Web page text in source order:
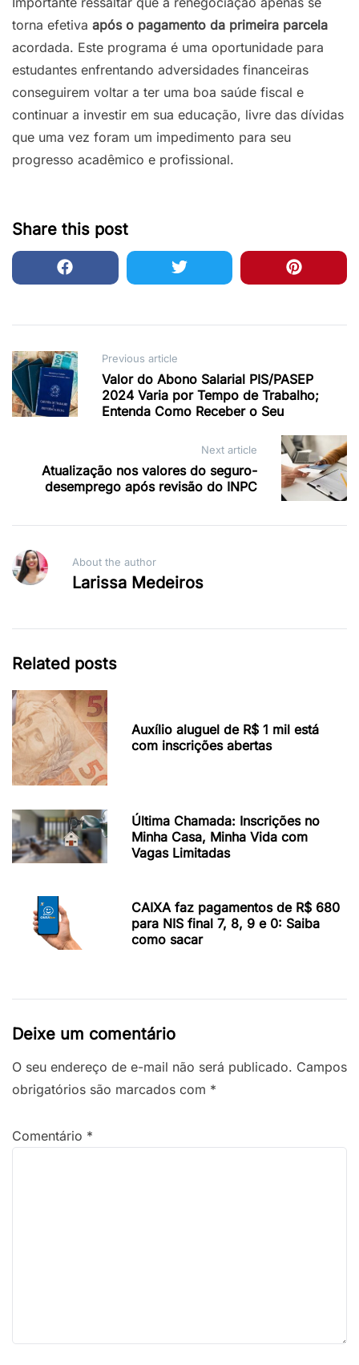
torna efetiva após o pagamento da primeira parcela
acordada. Este programa é uma oportunidade para
estudantes enfrentando adversidades financeiras
conseguirem voltar a ter uma boa saúde fiscal e
continuar a investir em sua educação, livre das dívidas
que uma vez foram um impedimento para seu
progresso acadêmico e profissional.
Share this post
Post
navigation
Previous article
Valor do Abono Salarial PIS/PASEP
2024 Varia por Tempo de Trabalho;
Entenda Como Receber o Seu
Next article
Atualização nos valores do seguro-
desemprego após revisão do INPC
About the author
Larissa Medeiros
Related posts
Auxílio aluguel de R$ 1 mil está
com inscrições abertas
Última Chamada: Inscrições no
Minha Casa, Minha Vida com
Vagas Limitadas
CAIXA faz pagamentos de R$ 680
para NIS final 7, 8, 9 e 0: Saiba
como sacar
Deixe um comentário
O seu endereço de e-mail não será publicado. Campos
obrigatórios são marcados com *
Comentário *